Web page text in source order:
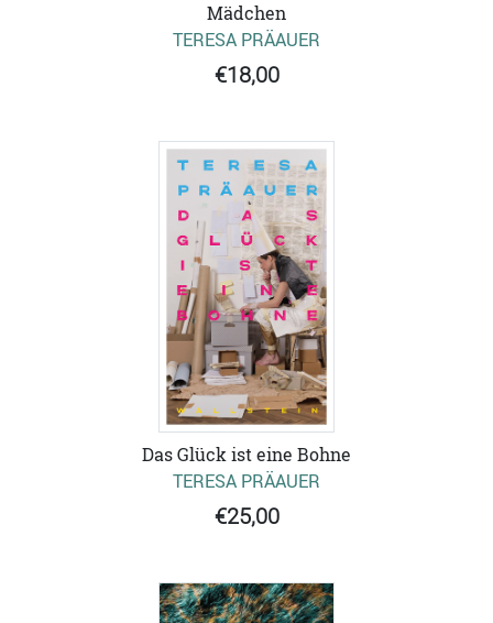
Mädchen
TERESA PRÄAUER
€18,00
Das Glück ist eine Bohne
TERESA PRÄAUER
€25,00